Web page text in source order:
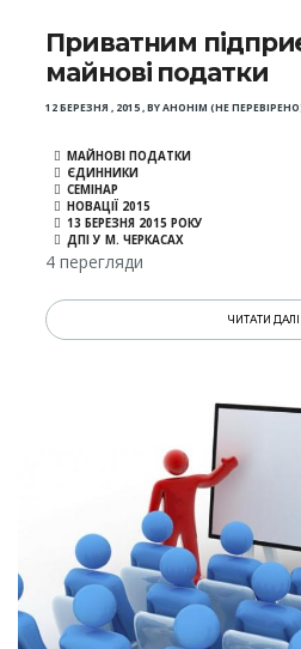
Приватним
майнові податки
12 БЕРЕЗНЯ , 2015,BYАНОНІМ (НЕ
МАЙНОВІ ПОДАТКИ
ЄДИННИКИ
СЕМІНАР
НОВАЦІЇ 2015
13 БЕРЕЗНЯ 2015 РОКУ
ДПІ У М. ЧЕРКАСАХ
4 перегляди
ЧИТАТИ